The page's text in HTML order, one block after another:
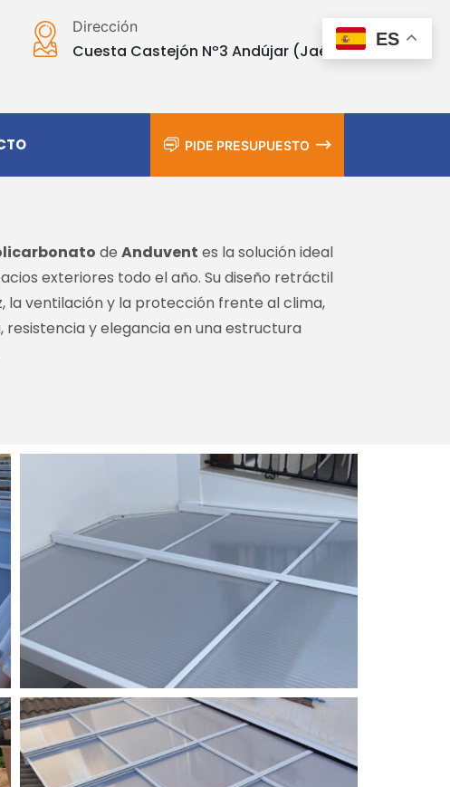
Dirección
Cuesta Castejón Nº3 Andújar (Jaén)
PIDE PRESUPUESTO
de Anduvent es la solución ideal
exteriores todo el año. Su diseño retráctil
la ventilación y la protección frente al clima,
resistencia y elegancia en una estructura
ES